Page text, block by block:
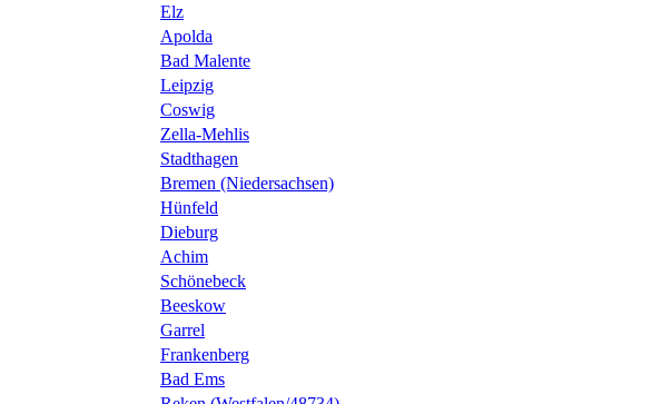
Elz
Apolda
Bad Malente
Leipzig
Coswig
Zella-Mehlis
Stadthagen
Bremen (Niedersachsen)
Hünfeld
Dieburg
Achim
Schönebeck
Beeskow
Garrel
Frankenberg
Bad Ems